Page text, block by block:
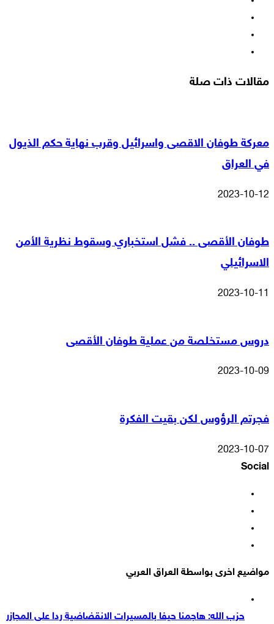
مقالات ذات صلة
معركة طوفان الاقصى واسرائيل وقرب نهاية حكم الذيول
في العراق
2023-10-12
طوفان الأقصى .. فشل استخباري وسقوط نظرية الأمن
الاسرائيلي
2023-10-11
دروس مستخلصة من عملية طوفان الأقصى
2023-10-09
فجرتم الرؤوس لكن بقيت الفكرة
2023-10-07
Social
مواضيع اخرى بواسطة العراق العربي
حزب الله: هاجمنا حيفا بالمسيرات الانقضاضية ردا على المجازر